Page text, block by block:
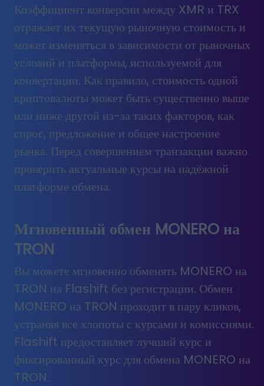
Коэффициент конверсии между XMR и TRX
отражает их текущую рыночную стоимость и
может изменяться в зависимости от рыночных
условий и платформы, используемой для
конвертации. Как правило, стоимость одной
криптовалюты может быть существенно выше
или ниже другой из-за таких факторов, как
спрос, предложение и общее настроение
рынка. Перед совершением транзакции важно
проверить актуальные курсы на надёжной
платформе обмена.
Мгновенный обмен MONERO на
TRON
Вы можете мгновенно обменять MONERO на
TRON на Flashift без регистрации. Обмен
MONERO на TRON проходит в пару кликов,
устраняя все хлопоты с курсами и комиссиями.
Flashift предоставляет лучший курс и
фиксированный курс для обмена MONERO на
TRON.